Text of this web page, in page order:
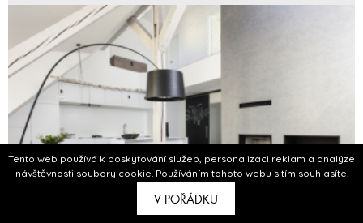
Tento web používá k poskytování služeb, personalizaci reklam a analýze
návštěvnosti soubory cookie. Používáním tohoto webu s tím souhlasíte.
V POŘÁDKU